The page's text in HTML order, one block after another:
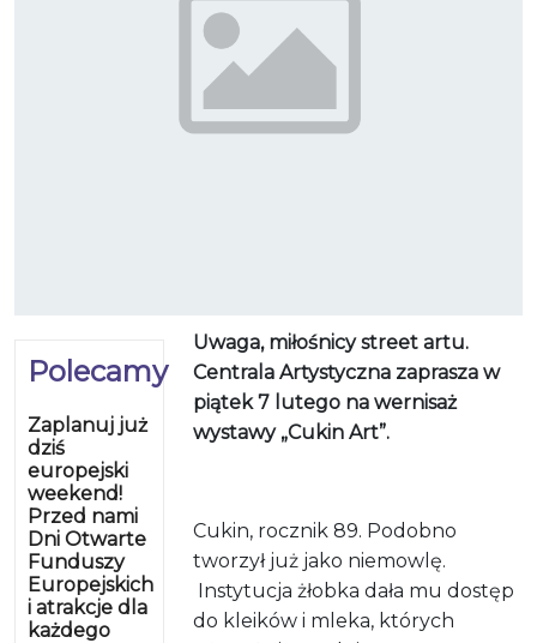
Polecamy
Zaplanuj już
dziś
europejski
weekend!
Przed nami
Dni Otwarte
Funduszy
Europejskich
i atrakcje dla
każdego
Uwaga, miłośnicy street artu.
Centrala Artystyczna zaprasza w
piątek 7 lutego na wernisaż
wystawy „Cukin Art”.
Cukin, rocznik 89. Podobno
tworzył już jako niemowlę.
Instytucja żłobka dała mu dostęp
do kleików i mleka, których